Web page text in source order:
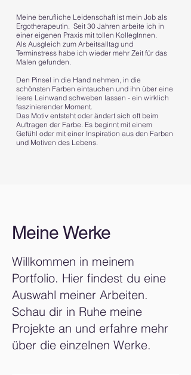
Meine berufliche Leidenschaft ist mein Job als
Ergotherapeutin. Seit 30 Jahren arbeite ich in
einer eigenen Praxis mit tollen KollegInnen.
Als Ausgleich zum Arbeitsalltag und
Terminstress habe ich wieder mehr Zeit für das
Malen gefunden.
Den Pinsel in die Hand nehmen, in die
schönsten Farben eintauchen und ihn über eine
leere Leinwand schweben lassen - ein wirklich
faszinierender Moment.
Das Motiv entsteht oder ändert sich oft beim
Auftragen der Farbe. Es beginnt mit einem
Gefühl oder mit einer Inspiration aus den Farben
und Motiven des Lebens.
Meine Werke
Willkommen in meinem
Portfolio. Hier findest du eine
Auswahl meiner Arbeiten.
Schau dir in Ruhe meine
Projekte an und erfahre mehr
über die einzelnen Werke.